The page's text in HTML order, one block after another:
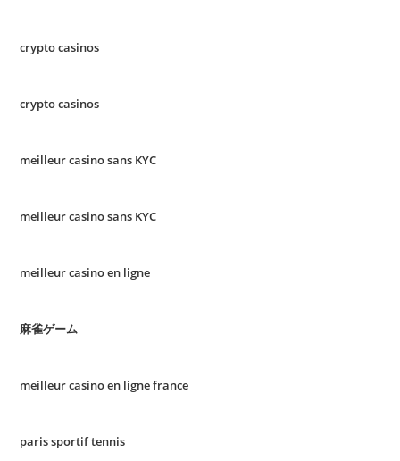
crypto casinos
crypto casinos
meilleur casino sans KYC
meilleur casino sans KYC
meilleur casino en ligne
麻雀ゲーム
meilleur casino en ligne france
paris sportif tennis